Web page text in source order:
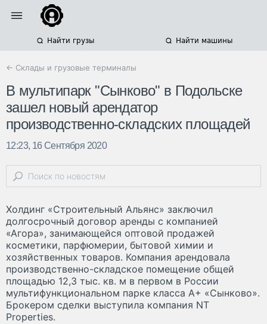
Найти грузы Найти машины
← Склады и грузовые терминалы
В мультипарк "Сынково" в Подольске
зашел новый арендатор
производственно-складских площадей
12:23, 16 Сентября 2020
Холдинг «Строительный Альянс» заключил
долгосрочный договор аренды с компанией
«Агора», занимающейся оптовой продажей
косметики, парфюмерии, бытовой химии и
хозяйственных товаров. Компания арендовала
производственно-складское помещение общей
площадью 12,3 тыс. кв. м в первом в России
мультифункциональном парке класса А+ «Сынково».
Брокером сделки выступила компания NT
Properties.